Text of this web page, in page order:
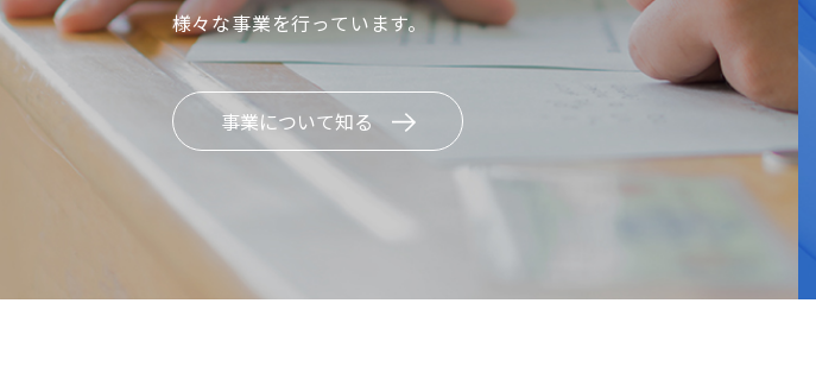
様々な事業を行っています。
事業について知る